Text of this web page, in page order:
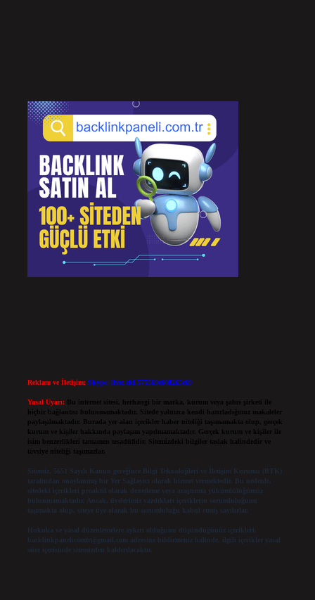
Reklam ve İletişim: Skype: live:.cid.575569c608265c69
Yasal Uyarı:
Bu internet sitesi, herhangi bir marka, kurum veya şahıs şirketi ile
hiçbir bağlantısı bulunmamaktadır. Sitede yalnızca kendi hazırladığımız makaleler
paylaşılmaktadır. Burada yer alan içerikler haber niteliği taşımamakta olup, gerçek
kurum ve kişiler hakkında paylaşım yapılmamaktadır. Gerçek kurum ve kişiler ile
isim benzerlikleri tamamen tesadüfidir. Sitemizdeki bilgiler taslak halindedir ve
tavsiye niteliği taşımazlar.
Sitemiz, 5651 Sayılı Kanun gereğince Bilgi Teknolojileri ve İletişim Kurumu (BTK)
tarafından onaylanmış bir Yer Sağlayıcı olarak hizmet vermektedir. Bu nedenle,
sitedeki içerikleri proaktif olarak denetleme veya araştırma yükümlülüğümüz
bulunmamaktadır. Ancak, üyelerimiz yazdıkları içeriklerin sorumluluğunu
taşımakta olup, siteye üye olarak bu sorumluluğu kabul etmiş sayılırlar.
Hukuka ve yasal düzenlemelere aykırı olduğunu düşündüğünüz içerikleri,
backlinkpanelicomtr@gmail.comadresine bildirmeniz halinde, ilgili içerikler yasal
süre içerisinde sitemizden kaldırılacaktır.